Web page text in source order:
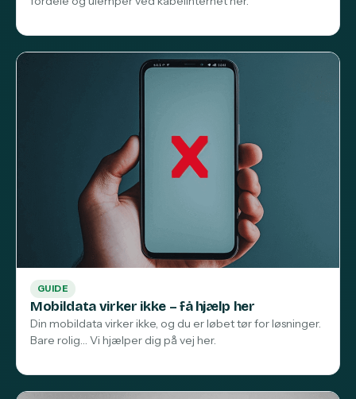
GUIDE
Mobildata virker ikke – få hjælp her
Din mobildata virker ikke, og du er løbet tør for løsninger.
Bare rolig… Vi hjælper dig på vej her.